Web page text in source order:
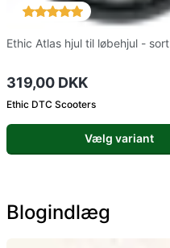
Ethic Atlas hjul til løbehjul - sort
319,00 DKK
Ethic DTC Scooters
Vælg variant
Blogindlæg